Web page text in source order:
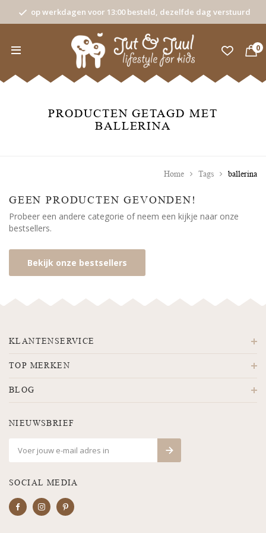
op werkdagen voor 13:00 besteld, dezelfde dag verstuurd
0
PRODUCTEN GETAGD MET
BALLERINA
Home Tags ballerina
GEEN PRODUCTEN GEVONDEN!
Probeer een andere categorie of neem een kijkje naar onze
bestsellers.
Bekijk onze bestsellers
KLANTENSERVICE
TOP MERKEN
BLOG
NIEUWSBRIEF
SOCIAL MEDIA